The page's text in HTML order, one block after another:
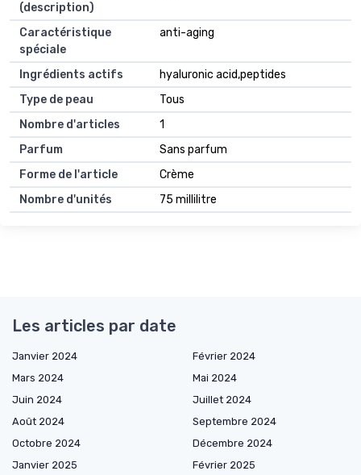
(description)
Caractéristique
spéciale
anti-aging
Ingrédients actifs
hyaluronic acid,peptides
Type de peau
Tous
Nombre d'articles
1
Parfum
Sans parfum
Forme de l'article
Crème
Nombre d'unités
75 millilitre
Les articles par date
Janvier 2024
Février 2024
Mars 2024
Mai 2024
Juin 2024
Juillet 2024
Août 2024
Septembre 2024
Octobre 2024
Décembre 2024
Janvier 2025
Février 2025